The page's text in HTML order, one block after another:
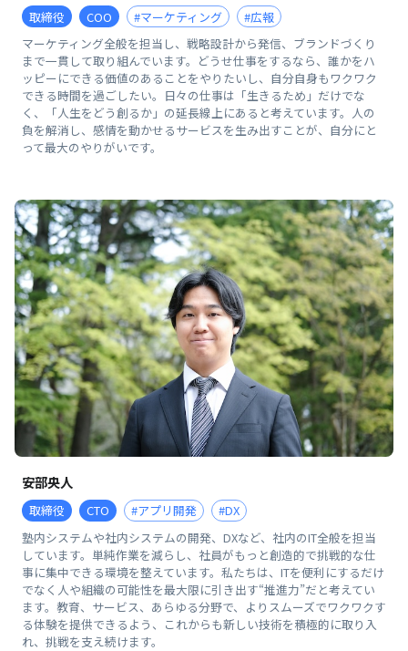
取締役 COO #マーケティング
#広報
マーケティング全般を担当し、戦略設計から発信、ブランドづくり
まで一貫して取り組んでいます。どうせ仕事をするなら、誰かをハ
ッピーにできる価値のあることをやりたいし、自分自身もワクワク
できる時間を過ごしたい。日々の仕事は「生きるため」だけでな
く、「人生をどう創るか」の延長線上にあると考えています。人の
負を解消し、感情を動かせるサービスを生み出すことが、自分にと
って最大のやりがいです。
安部央人
取締役 CTO #アプリ開発
#DX
塾内システムや社内システムの開発、DXなど、社内のIT全般を担当
しています。単純作業を減らし、社員がもっと創造的で挑戦的な仕
事に集中できる環境を整えています。私たちは、ITを便利にするだけ
でなく人や組織の可能性を最大限に引き出す“推進力”だと考えてい
ます。教育、サービス、あらゆる分野で、よりスムーズでワクワクす
る体験を提供できるよう、これからも新しい技術を積極的に取り入
れ、挑戦を支え続けます。